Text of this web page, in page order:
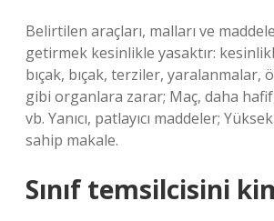
Belirtilen araçları, malları ve
getirmek kesinlikle yasaktır:
bıçak, bıçak, terziler, yaralanmalar,
gibi organlara zarar; Maç, daha
vb. Yanıcı, patlayıcı maddeler;
sahip makale.
Sınıf temsilcisini